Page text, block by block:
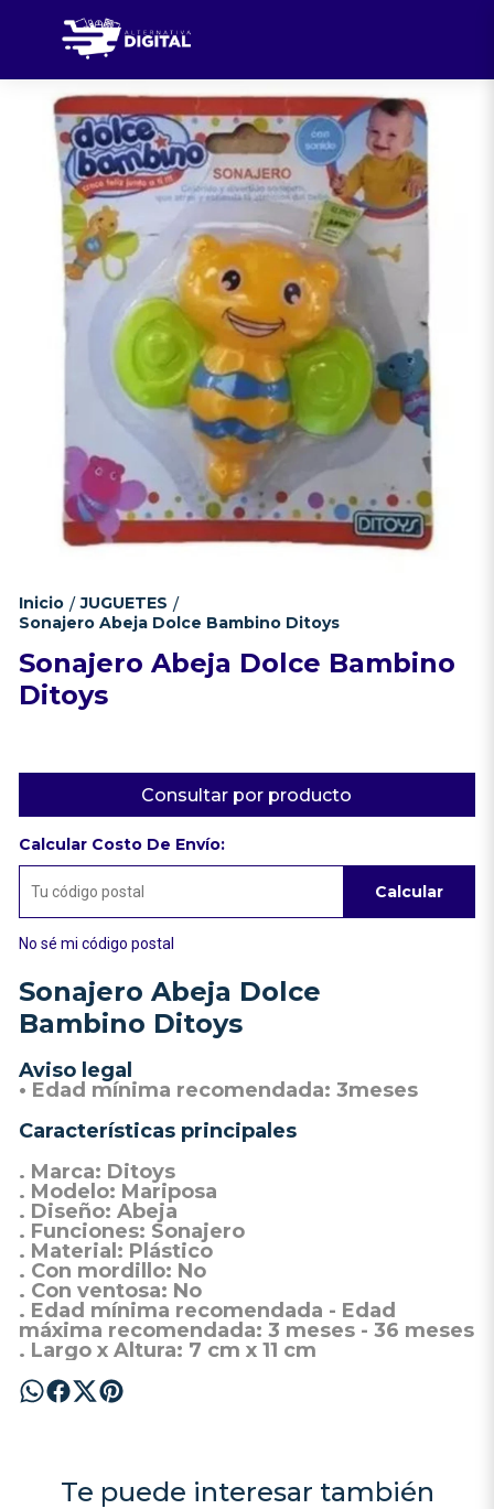
Inicio / JUGUETES /
Sonajero Abeja Dolce Bambino Ditoys
Sonajero Abeja Dolce Bambino
Ditoys
Consultar por producto
Calcular Costo De Envío:
Calcular
No sé mi código postal
Sonajero Abeja Dolce
Bambino Ditoys
Aviso legal
• Edad mínima recomendada: 3meses
Características principales
. Marca: Ditoys
. Modelo: Mariposa
. Diseño: Abeja
. Funciones: Sonajero
. Material : Plástico
. Con mordillo: No
. Con ventosa: No
. Edad mínima recomendada - Edad
máxima recomendada: 3 meses - 36 meses
. Largo x Altura: 7 cm x 11 cm
Te puede interesar también